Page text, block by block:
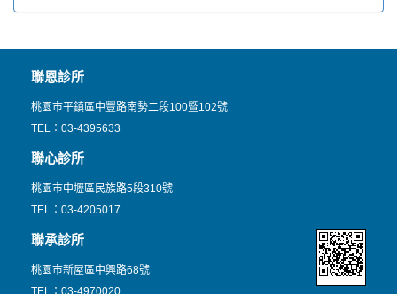
聯恩診所
桃園市平鎮區中豐路南勢二段100暨102號
TEL：03-4395633
聯心診所
桃園市中壢區民族路5段310號
TEL：03-4205017
聯承診所
桃園市新屋區中興路68號
TEL：03-4970020